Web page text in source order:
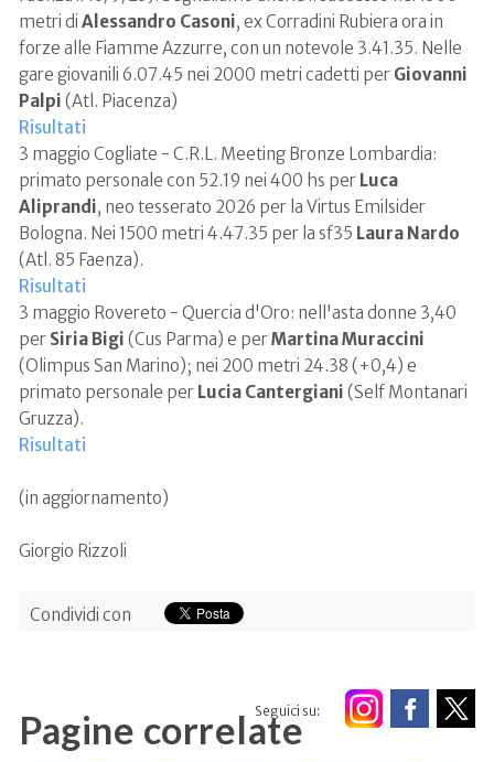
metri di Alessandro Casoni, ex Corradini Rubiera ora in
forze alle Fiamme Azzurre, con un notevole 3.41.35. Nelle
gare giovanili 6.07.45 nei 2000 metri cadetti per Giovanni
Palpi (Atl. Piacenza)
Risultati
3 maggio Cogliate - C.R.L. Meeting Bronze Lombardia:
primato personale con 52.19 nei 400 hs per Luca
Aliprandi, neo tesserato 2026 per la Virtus Emilsider
Bologna. Nei 1500 metri 4.47.35 per la sf35 Laura Nardo
(Atl. 85 Faenza).
Risultati
3 maggio Rovereto - Quercia d'Oro: nell'asta donne 3,40
per Siria Bigi (Cus Parma) e perMartina Muraccini
(Olimpus San Marino); nei 200 metri 24.38 (+0,4) e
primato personale per Lucia Cantergiani (Self Montanari
Gruzza).
Risultati
(in aggiornamento)
Giorgio Rizzoli
Condividi con
Seguici su:
Pagine correlate